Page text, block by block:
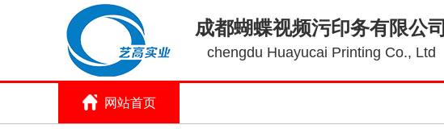
成都蝴蝶视频污印务有限公司
chengdu Huayucai Printing Co., Ltd
网站首页